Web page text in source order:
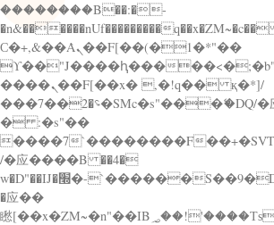
��������B��:�-
�n&������nUf���������q��x�ZM~�
Ϲ�+,&��Ὰܢ��F[��(�1�*"��
ϒ��"J����ԧ���
����ܢ��F[��x� ,�!q�� қ�*]/
���؝�2��7�SMc�s"���ޭ�DQ/�应�ܢ��F_��!
� :�s"��
����7`��������F
/�应����B ��4�
w�D"��IJ�׭�-`������S��9�Dr�ji��EJ߅��gJ
�应��
矁[��x�ZM~�n"��IB؃��!'����Тѕ��+��(m��I